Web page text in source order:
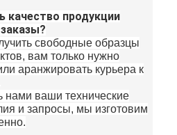
качество продукции
свободные образцы
вам только нужно
аранжировать курьера к
нами ваши технические
и запросы, мы изготовим